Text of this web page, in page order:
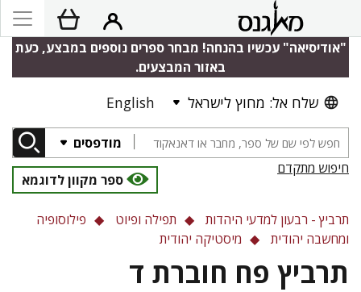
"אודיסיאה" עכשיו בהנחה! מבחר ספרים נוספים במבצע, כעת
באזור המבצעים.
שלח אל: מחוץ לישראל English
מודפסים
חיפוש מתקדם
ספר מקוון לדוגמא
תרביץ - רבעון למדעי היהדות תפילה ופיוט
פילוסופיה
ומחשבה יהודית
מיסטיקה יהודית
תרביץ פח חוברת ד